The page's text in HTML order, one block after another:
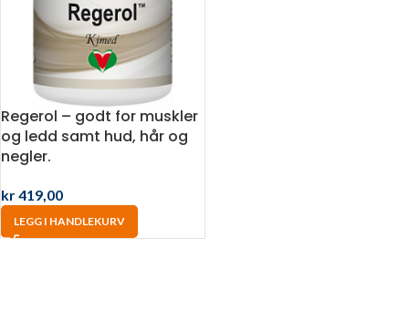
Regerol – godt for muskler
og ledd samt hud, hår og
negler.
kr419,00
LEGG I HANDLEKURV